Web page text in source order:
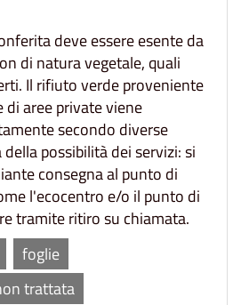
deve essere esente da
di natura vegetale, quali
Il rifiuto verde proveniente
aree private viene
secondo diverse
possibilità dei servizi: si
consegna al punto di
l'ecocentro e/o il punto di
tramite ritiro su chiamata.
foglie
trattata